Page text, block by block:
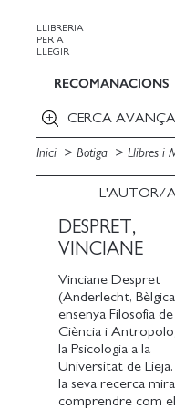
LLIBRERIA
PER A
LLEGIR
RECOMANACIONS
CERCA
Inici Botiga Llibres i
L'AUTOR/A
DESPRET,
VINCIANE
Vinciane Despret
(Anderlecht,
ensenya Filosofia de
Ciència i
la Psicologia a la
Universitat de
la seva recerca
comprendre com